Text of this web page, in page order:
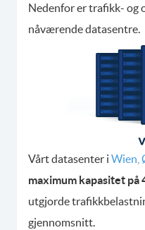
Nedenfor er trafikk- og
nåværende datasentre.
Vårt datasenter i Wien,
maximum kapasitet på
utgjorde
gjennomsnitt.